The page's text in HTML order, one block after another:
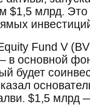
$1,5 млрд.
Fund V
в основной
будет
$1,5 млрд